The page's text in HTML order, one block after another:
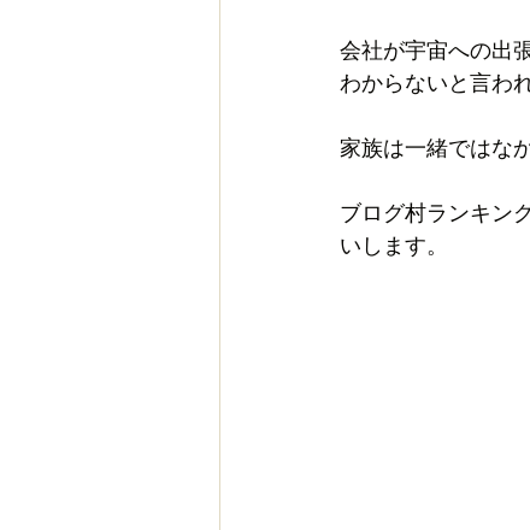
会社が宇宙への出
わからないと言われ
家族は一緒ではな
ブログ村ランキン
いします。